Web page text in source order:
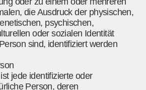
die Ausdruck der physischen,
psychischen,
oder sozialen Identität
sind, identifiziert werden
jede identifizierte oder
Person, deren